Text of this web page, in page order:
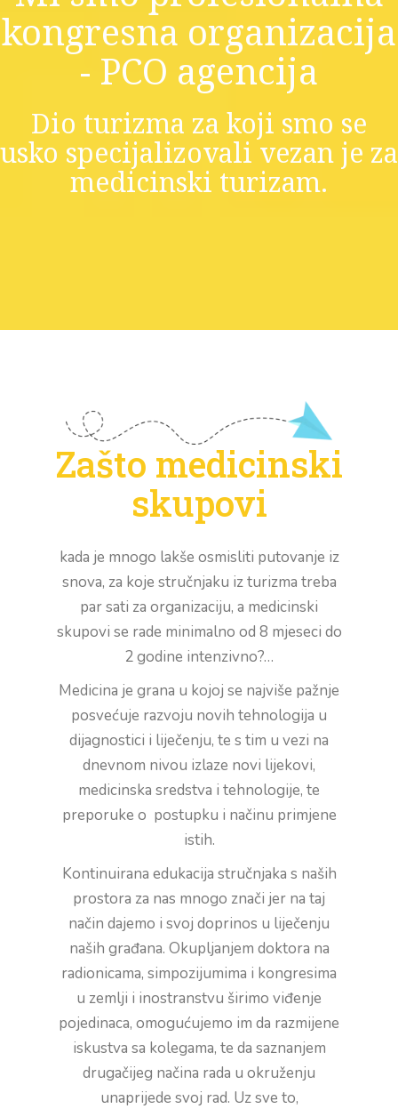
kongresna organizacija
- PCO agencija
Dio turizma za koji smo se
usko specijalizovali vezan je za
medicinski turizam.
Zašto medicinski
skupovi
kada je mnogo lakše osmisliti putovanje iz
snova, za koje stručnjaku iz turizma treba
par sati za organizaciju, a medicinski
skupovi se rade minimalno od 8 mjeseci do
2 godine intenzivno?…
Medicina je grana u kojoj se najviše pažnje
posvećuje razvoju novih tehnologija u
dijagnostici i liječenju, te s tim u vezi na
dnevnom nivou izlaze novi lijekovi,
medicinska sredstva i tehnologije, te
preporuke o postupku i načinu primjene
istih.
Kontinuirana edukacija stručnjaka s naših
prostora za nas mnogo znači jer na taj
način dajemo i svoj doprinos u liječenju
naših građana. Okupljanjem doktora na
radionicama, simpozijumima i kongresima
u zemlji i inostranstvu širimo viđenje
pojedinaca, omogućujemo im da razmijene
iskustva sa kolegama, te da saznanjem
drugačijeg načina rada u okruženju
unaprijede svoj rad. Uz sve to,